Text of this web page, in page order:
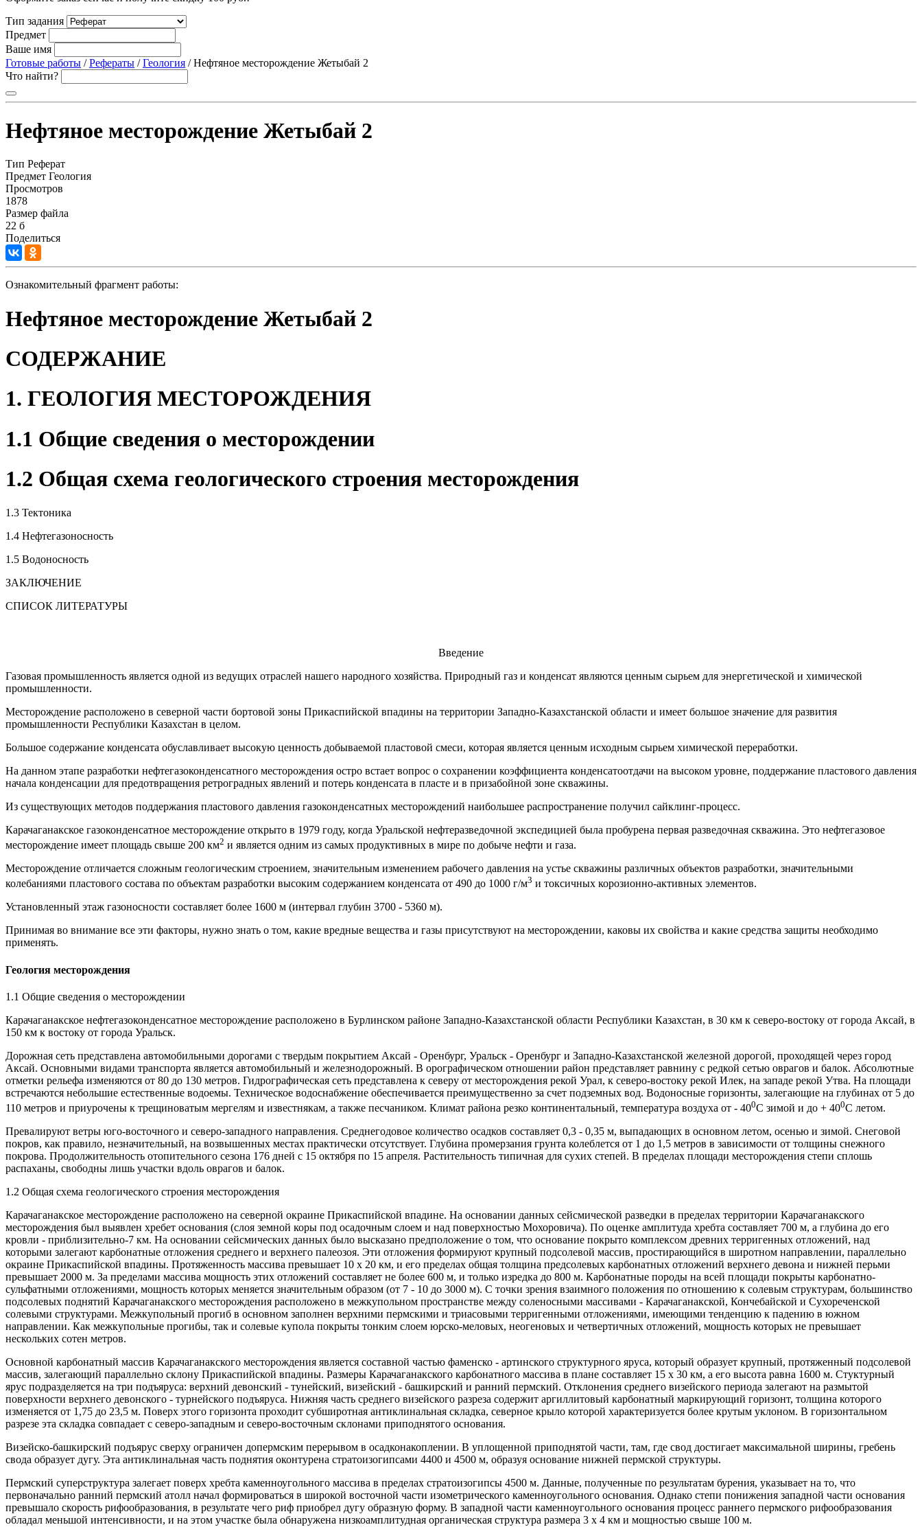
Тип задания
Предмет
Ваше имя
Готовые работы /Рефераты /Геология / Нефтяное месторождение Жетыбай 2
Что найти?
Нефтяное месторождение Жетыбай 2
Тип Реферат
Предмет Геология
Просмотров
1878
Размер файла
22 б
Поделиться
Ознакомительный фрагмент работы:
Нефтяное месторождение Жетыбай 2
СОДЕРЖАНИЕ
1. ГЕОЛОГИЯ МЕСТОРОЖДЕНИЯ
1.1 Общие сведения о месторождении
1.2 Общая схема геологического строения месторождения
1.3 Тектоника
1.4 Нефтегазоносность
1.5 Водоносность
ЗАКЛЮЧЕНИЕ
СПИСОК ЛИТЕРАТУРЫ
Введение
Газовая промышленность является одной из ведущих отраслей нашего народного хозяйства. Природный газ и конденсат являются ценным сырьем для энергетической и химической
промышленности.
Месторождение расположено в северной части бортовой зоны Прикаспийской впадины на территории Западно-Казахстанской области и имеет большое значение для развития
промышленности Республики Казахстан в целом.
Большое содержание конденсата обуславливает высокую ценность добываемой пластовой смеси, которая является ценным исходным сырьем химической переработки.
На данном этапе разработки нефтегазоконденсатного месторождения остро встает вопрос о сохранении коэффициента конденсатоотдачи на высоком уровне, поддержание пластового давления
начала конденсации для предотвращения ретроградных явлений и потерь конденсата в пласте и в призабойной зоне скважины.
Из существующих методов поддержания пластового давления газоконденсатных месторождений наибольшее распространение получил сайклинг-процесс.
Карачаганакское газоконденсатное месторождение открыто в 1979 году, когда Уральской нефтеразведочной экспедицией была пробурена первая разведочная скважина. Это нефтегазовое
месторождение имеет площадь свыше 200 км2 и является одним из самых продуктивных в мире по добыче нефти и газа.
Месторождение отличается сложным геологическим строением, значительным изменением рабочего давления на устье скважины различных объектов разработки, значительными
колебаниями пластового состава по объектам разработки высоким содержанием конденсата от 490 до 1000 г/м3 и токсичных корозионно-активных элементов.
Установленный этаж газоносности составляет более 1600 м (интервал глубин 3700 - 5360 м).
Принимая во внимание все эти факторы, нужно знать о том, какие вредные вещества и газы присутствуют на месторождении, каковы их свойства и какие средства защиты необходимо
применять.
Геология месторождения
1.1 Общие сведения о месторождении
Карачаганакское нефтегазоконденсатное месторождение расположено в Бурлинском районе Западно-Казахстанской области Республики Казахстан, в 30 км к северо-востоку от города Аксай, в
150 км к востоку от города Уральск.
Дорожная сеть представлена автомобильными дорогами с твердым покрытием Аксай - Оренбург, Уральск - Оренбург и Западно-Казахстанской железной дорогой, проходящей через город
Аксай. Основными видами транспорта является автомобильный и железнодорожный. В орографическом отношении район представляет равнину с редкой сетью оврагов и балок. Абсолютные
отметки рельефа изменяются от 80 до 130 метров. Гидрографическая сеть представлена к северу от месторождения рекой Урал, к северо-востоку рекой Илек, на западе рекой Утва. На площади
встречаются небольшие естественные водоемы. Техническое водоснабжение обеспечивается преимущественно за счет подземных вод. Водоносные горизонты, залегающие на глубинах от 5 до
110 метров и приурочены к трещиноватым мергелям и известнякам, а также песчаником. Климат района резко континентальный, температура воздуха от - 400С зимой и до + 400С летом.
Превалируют ветры юго-восточного и северо-западного направления. Среднегодовое количество осадков составляет 0,3 - 0,35 м, выпадающих в основном летом, осенью и зимой. Снеговой
покров, как правило, незначительный, на возвышенных местах практически отсутствует. Глубина промерзания грунта колеблется от 1 до 1,5 метров в зависимости от толщины снежного
покрова. Продолжительность отопительного сезона 176 дней с 15 октября по 15 апреля. Растительность типичная для сухих степей. В пределах площади месторождения степи сплошь
распаханы, свободны лишь участки вдоль оврагов и балок.
1.2 Общая схема геологического строения месторождения
Карачаганакское месторождение расположено на северной окраине Прикаспийской впадине. На основании данных сейсмической разведки в пределах территории Карачаганакского
месторождения был выявлен хребет основания (слоя земной коры под осадочным слоем и над поверхностью Мохоровича). По оценке амплитуда хребта составляет 700 м, а глубина до его
кровли - приблизительно-7 км. На основании сейсмических данных было высказано предположение о том, что основание покрыто комплексом древних терригенных отложений, над
которыми залегают карбонатные отложения среднего и верхнего палеозоя. Эти отложения формируют крупный подсолевой массив, простирающийся в широтном направлении, параллельно
окраине Прикаспийской впадины. Протяженность массива превышает 10 х 20 км, и его пределах общая толщина предсолевых карбонатных отложений верхнего девона и нижней перьми
превышает 2000 м. За пределами массива мощность этих отложений составляет не более 600 м, и только изредка до 800 м. Карбонатные породы на всей площади покрыты карбонатно-
сульфатными отложениями, мощность которых меняется значительным образом (от 7 - 10 до 3000 м). С точки зрения взаимного положения по отношению к солевым структурам, большинство
подсолевых поднятий Карачаганакского месторождения расположено в межкупольном пространстве между соленосными массивами - Карачаганакской, Кончебайской и Сухореченской
солевыми структурами. Межкупольный прогиб в основном заполнен верхними пермскими и триасовыми терригенными отложениями, имеющими тенденцию к падению в южном
направлении. Как межкупольные прогибы, так и солевые купола покрыты тонким слоем юрско-меловых, неогеновых и четвертичных отложений, мощность которых не превышает
нескольких сотен метров.
Основной карбонатный массив Карачаганакского месторождения является составной частью фаменско - артинского структурного яруса, который образует крупный, протяженный подсолевой
массив, залегающий параллельно склону Прикаспийской впадины. Размеры Карачаганакского карбонатного массива в плане составляет 15 х 30 км, а его высота равна 1600 м. Стуктурный
ярус подразделяется на три подъяруса: верхний девонский - тунейский, визейский - башкирский и ранний пермский. Отклонения среднего визейского периода залегают на размытой
поверхности верхнего девонского - турнейского подъяруса. Нижняя часть среднего визейского разреза содержит аргиллитовый карбонатный маркирующий горизонт, толщина которого
изменяется от 1,75 до 23,5 м. Поверх этого горизонта проходит субширотная антиклинальная складка, северное крыло которой характеризуется более крутым уклоном. В горизонтальном
разрезе эта складка совпадает с северо-западным и северо-восточным склонами приподнятого основания.
Визейско-башкирский подъярус сверху ограничен допермским перерывом в осадконакоплении. В уплощенной приподнятой части, там, где свод достигает максимальной ширины, гребень
свода образует дугу. Эта антиклинальная часть поднятия оконтурена стратоизогипсами 4400 и 4500 м, образуя основание нижней пермской структуры.
Пермский суперструктура залегает поверх хребта каменноугольного массива в пределах стратоизогипсы 4500 м. Данные, полученные по результатам бурения, указывает на то, что
первоначально ранний пермский атолл начал формироваться в широкой восточной части изометрического каменноугольного основания. Однако степи понижения западной части основания
превышало скорость рифообразования, в результате чего риф приобрел дугу образную форму. В западной части каменноугольного основания процесс раннего пермского рифообразования
обладал меньшой интенсивности, и на этом участке была обнаружена низкоамплитудная органическая структура размера 3 х 4 км и мощностью свыше 100 м.